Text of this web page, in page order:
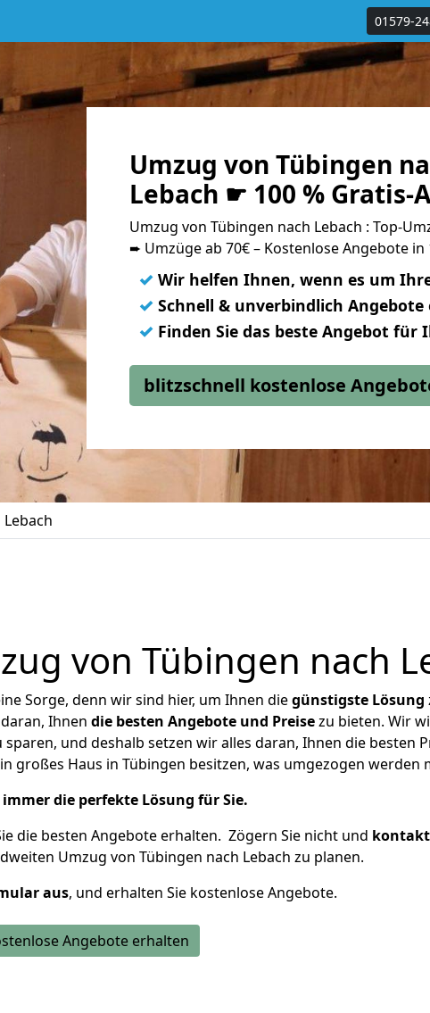
01579-
Umzug von Tübingen
Lebach ☛ 100 % Gratis-
Umzug von Tübingen nach Lebach : Top-
➨ Umzüge ab 70€ – Kostenlose Angebote in
✓ Wir helfen Ihnen, wenn es um
✓ Schnell & unverbindlich
✓ Finden Sie das beste Angebot für
blitzschnell kostenlose
von Tübingen nach
Sorge, denn wir sind hier, um Ihnen diegünstigste Lösung
Ihnen die besten Angebote und Preisezu bieten. Wir
und deshalb setzen wir alles daran, Ihnen die besten
großes Haus in Tübingen besitzen, was umgezogen werden
die perfekte Lösung für Sie.
die besten Angebote erhalten. Zögern Sie nicht und
Umzug von Tübingen nach Lebach zu planen.
aus, und erhalten Sie kostenlose Angebote.
Angebote erhalten